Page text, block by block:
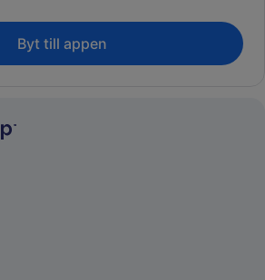
Byt till appen